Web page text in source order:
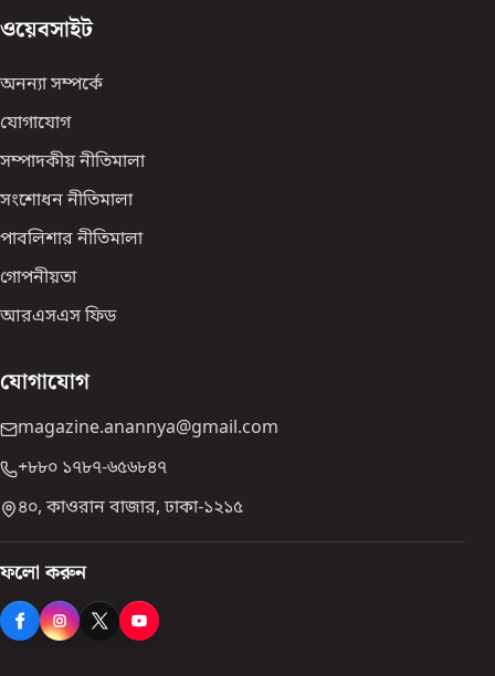
ওয়েবসাইট
অনন্যা সম্পর্কে
যোগাযোগ
সম্পাদকীয় নীতিমালা
সংশোধন নীতিমালা
পাবলিশার নীতিমালা
গোপনীয়তা
আরএসএস ফিড
যোগাযোগ
magazine.anannya@gmail.com
+৮৮০ ১৭৮৭-৬৫৬৮৪৭
৪০, কাওরান বাজার, ঢাকা-১২১৫
ফলো করুন